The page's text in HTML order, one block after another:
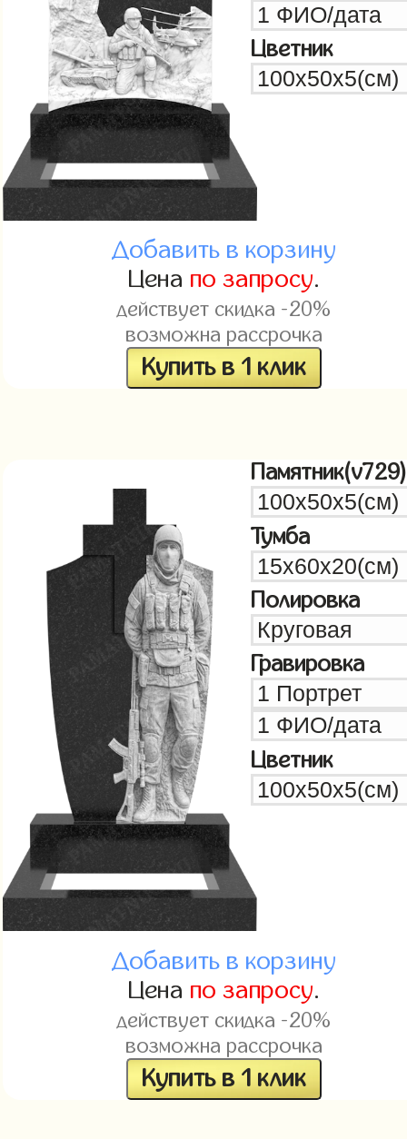
Цветник
Добавить в корзину
Цена по запросу.
действует скидка -20%
возможна рассрочка
Купить в 1 клик
Памятник(v729)
Тумба
Полировка
Гравировка
Цветник
Добавить в корзину
Цена по запросу.
действует скидка -20%
возможна рассрочка
Купить в 1 клик